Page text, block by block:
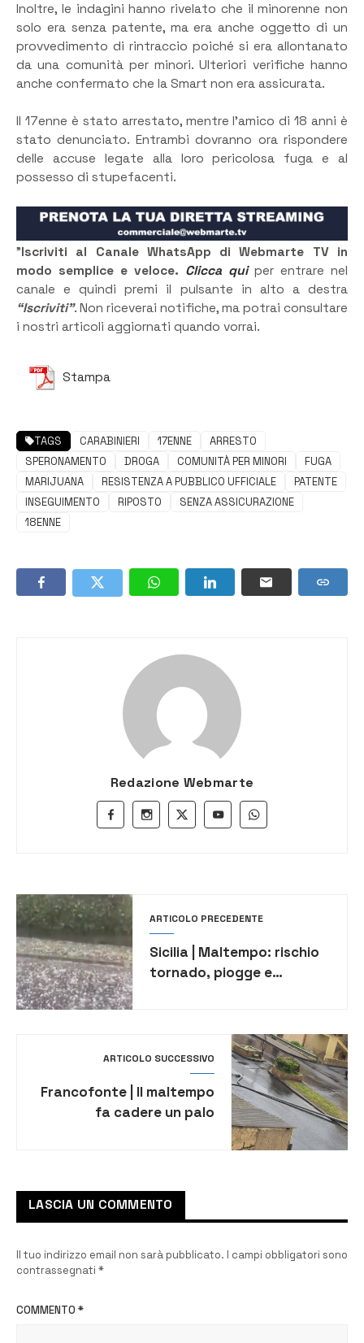
Inoltre, le indagini hanno rivelato che il minorenne non
solo era senza patente, ma era anche oggetto di un
provvedimento di rintraccio poiché si era allontanato
da una comunità per minori. Ulteriori verifiche hanno
anche confermato che la Smart non era assicurata.
Il 17enne è stato arrestato, mentre l’amico di 18 anni è
stato denunciato. Entrambi dovranno ora rispondere
delle accuse legate alla loro pericolosa fuga e al
possesso di stupefacenti.
”Iscriviti al Canale WhatsApp di Webmarte TV in
modo semplice e veloce. Clicca quiper entrare nel
canale e quindi premi il pulsante in alto a destra
“Iscriviti”. Non riceverai notifiche, ma potrai consultare
i nostri articoli aggiornati quando vorrai.
Stampa
TAGS CARABINIERI 17ENNE
ARRESTO
SPERONAMENTO
DROGA COMUNITÀ PER MINORI
FUGA
MARIJUANA
RESISTENZA A PUBBLICO UFFICIALE
PATENTE
INSEGUIMENTO
RIPOSTO
SENZA ASSICURAZIONE
18ENNE
Redazione Webmarte
ARTICOLO PRECEDENTE
Sicilia | Maltempo: rischio
tornado, piogge e
ARTICOLO SUCCESSIVO
Francofonte | Il maltempo
fa cadere un palo
LASCIA UN COMMENTO
Il tuo indirizzo email non sarà pubblicato. I campi obbligatori sono
contrassegnati *
COMMENTO *